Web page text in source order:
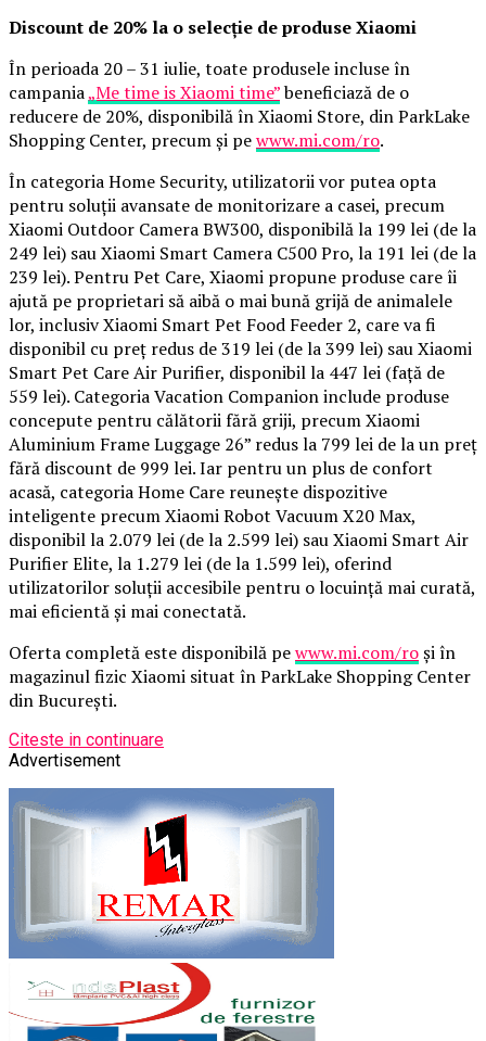
Discount de 20% la o selecție de produse Xiaomi
În perioada 20 – 31 iulie, toate produsele incluse în
campania„Me time is Xiaomi time”beneficiază de o
reducere de 20%, disponibilă în Xiaomi Store, din ParkLake
Shopping Center, precum și pewww.mi.com/ro.
În categoria Home Security, utilizatorii vor putea opta
pentru soluții avansate de monitorizare a casei, precum
Xiaomi Outdoor Camera BW300, disponibilă la 199 lei (de la
249 lei) sau Xiaomi Smart Camera C500 Pro, la 191 lei (de la
239 lei). Pentru Pet Care, Xiaomi propune produse care îi
ajută pe proprietari să aibă o mai bună grijă de animalele
lor, inclusiv Xiaomi Smart Pet Food Feeder 2, care va fi
disponibil cu preț redus de 319 lei (de la 399 lei) sau Xiaomi
Smart Pet Care Air Purifier, disponibil la 447 lei (față de
559 lei). Categoria Vacation Companion include produse
concepute pentru călătorii fără griji, precum Xiaomi
Aluminium Frame Luggage 26” redus la 799 lei de la un preț
fără discount de 999 lei. Iar pentru un plus de confort
acasă, categoria Home Care reunește dispozitive
inteligente precum Xiaomi Robot Vacuum X20 Max,
disponibil la 2.079 lei (de la 2.599 lei) sau Xiaomi Smart Air
Purifier Elite, la 1.279 lei (de la 1.599 lei), oferind
utilizatorilor soluții accesibile pentru o locuință mai curată,
mai eficientă și mai conectată.
Oferta completă este disponibilă pewww.mi.com/roși în
magazinul fizic Xiaomi situat în ParkLake Shopping Center
din București.
Citeste in continuare
Advertisement